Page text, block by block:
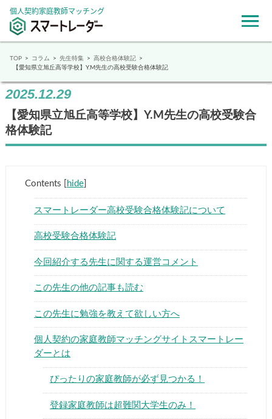
個人契約家庭教師マッチング
▶
TOP コラム 先生特集
高校合格体験記
【愛知県立旭丘高等学校】Y.M先生の高校受験合格体験記
2025.12.29
【愛知県立旭丘高等学校】Y.M先生の高校受験合
格体験記
Contents hide]
スマートレーダー高校受験合格体験記について
高校受験合格体験記
今回紹介する先生に関する運営コメント
この先生の他の記事も読む
この先生に勉強を教えて欲しい方へ
個人契約の家庭教師マッチングサイトスマートレー
ダーとは
ぴったりの家庭教師が必ず見つかる！
登録家庭教師は超難関大学生のみ！